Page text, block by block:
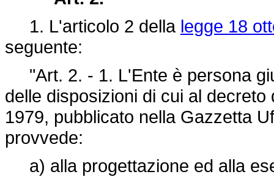
1. L'articolo 2 della legge 18
seguente:
"Art. 2. - 1. L'Ente è persona
delle disposizioni di cui al
1979, pubblicato nella Gazzetta
provvede:
a) alla progettazione ed alla